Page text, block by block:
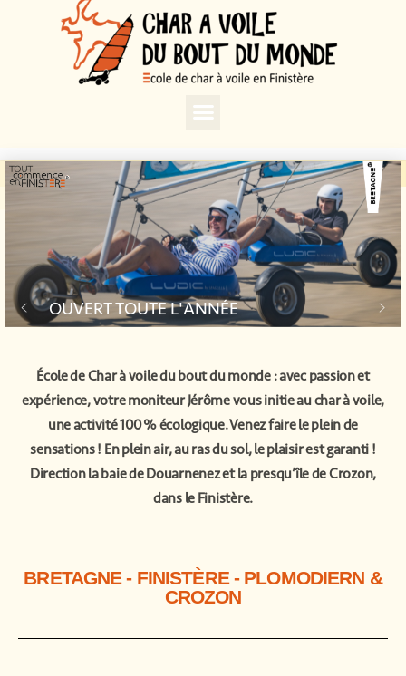
École de Char à voile du bout du monde : avec passion et
expérience, votre moniteur Jérôme vous initie au char à voile,
une activité 100 % écologique. Venez faire le plein de
sensations ! En plein air, au ras du sol, le plaisir est garanti !
Direction la baie de Douarnenez et la presqu’île de Crozon,
dans le Finistère.
BRETAGNE - FINISTÈRE- PLOMODIERN &
CROZON